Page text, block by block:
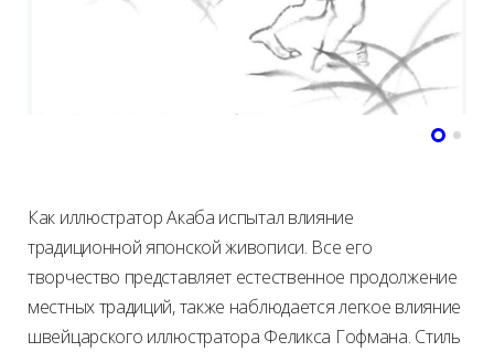
Как иллюстратор Акаба испытал влияние
традиционной японской живописи. Все его
творчество представляет естественное продолжение
местных традиций, также наблюдается легкое влияние
швейцарского иллюстратора Феликса Гофмана. Стиль